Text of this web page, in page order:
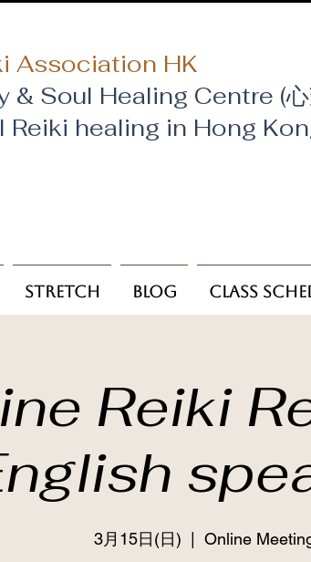
Association HK
& Soul Healing Centre (心
Reiki healing in Hong
Stretch Blog Class
Reiki
3月15日(日) Online